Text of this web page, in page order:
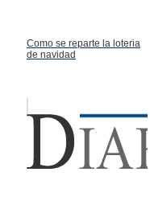
Como se reparte la loteria
de navidad